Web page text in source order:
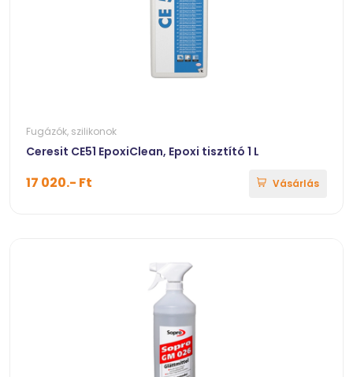
Fugázók, szilikonok
Ceresit CE51 EpoxiClean, Epoxi tisztító 1 L
17 020.- Ft Vásárlás